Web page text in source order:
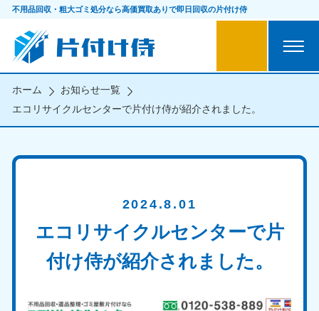
不用品回収・粗大ゴミ処分なら高価買取ありで即日回収の片付け侍
ホーム
お知らせ一覧
エコリサイクルセンターで片付け侍が紹介されました。
2024.8.01
エコリサイクルセンターで片
付け侍が紹介されました。